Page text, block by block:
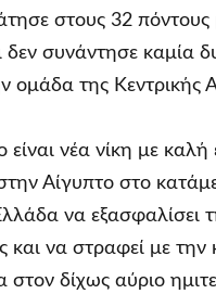
στους 32 πόντους
δεν συνάντησε καμία
ομάδα της Κεντρικής
είναι νέα νίκη με
Αίγυπτο στο
να εξασφαλίσει
και να στραφεί με
στον δίχως αύριο